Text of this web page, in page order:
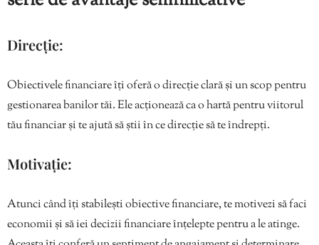
Direcție:
Obiectivele financiare îți oferă o direcție clară și un scop pentru
gestionarea banilor tăi. Ele acționează ca o hartă pentru viitorul
tău financiar și te ajută să știi în ce direcție să te îndrepți.
Motivație:
Atunci când îți stabilești obiective financiare, te motivezi să faci
economii și să iei decizii financiare înțelepte pentru a le atinge.